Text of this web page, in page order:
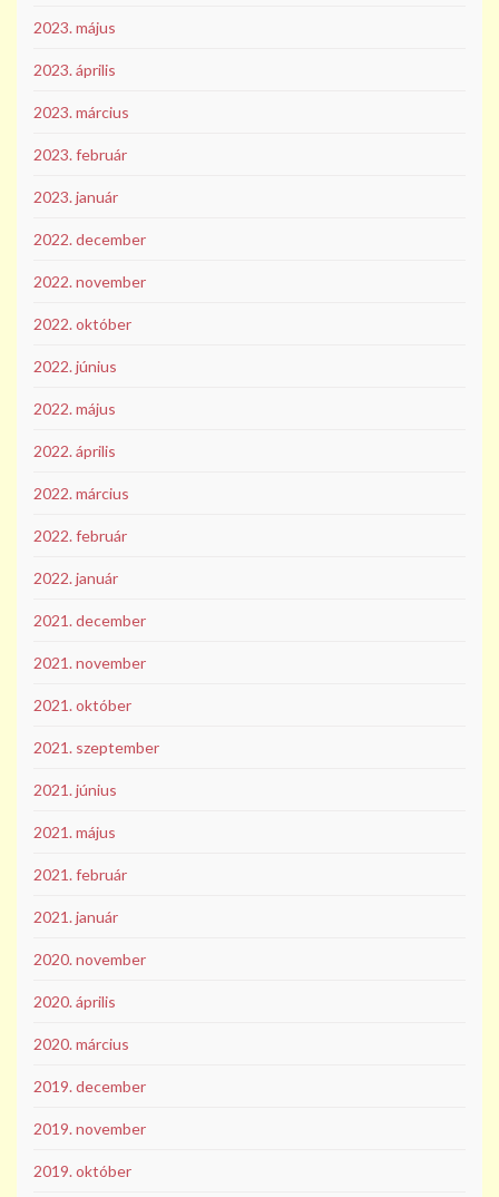
2023. május
2023. április
2023. március
2023. február
2023. január
2022. december
2022. november
2022. október
2022. június
2022. május
2022. április
2022. március
2022. február
2022. január
2021. december
2021. november
2021. október
2021. szeptember
2021. június
2021. május
2021. február
2021. január
2020. november
2020. április
2020. március
2019. december
2019. november
2019. október